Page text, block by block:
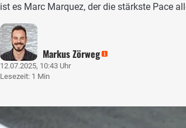
ist es Marc Marquez, der die stärkste Pace
Markus Zörweg
12.07.2025, 10:43 Uhr
Lesezeit: 1 Min